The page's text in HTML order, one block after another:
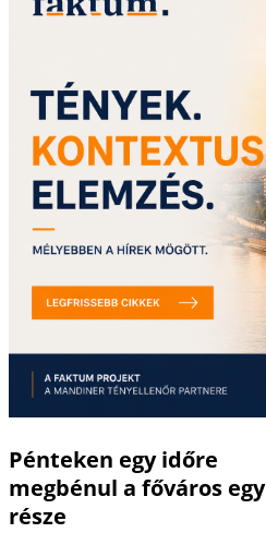
Pénteken egy időre
megbénul a főváros egy
része